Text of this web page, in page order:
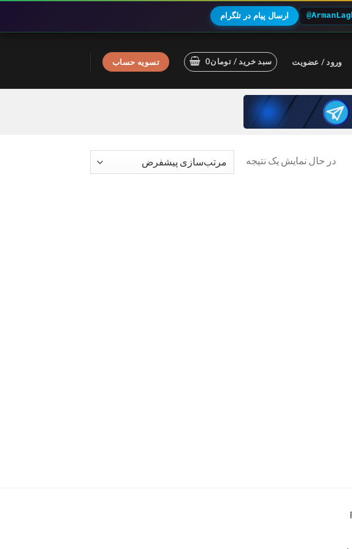
ارسال پیام در تلگرام
ورود / عضویت سبد خرید / تومان0 تسویه حساب
در حال نمایش یک نتیجه